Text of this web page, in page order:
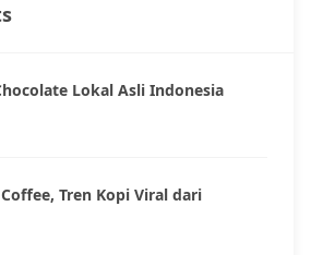
Lokal Asli Indonesia
Tren Kopi Viral dari